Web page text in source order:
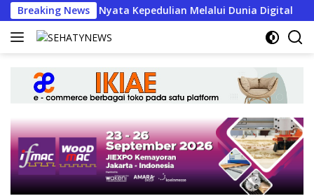
Skip
to
content
Breaking News
Wujud Nyata Kepedulian Melalui Dunia Digital